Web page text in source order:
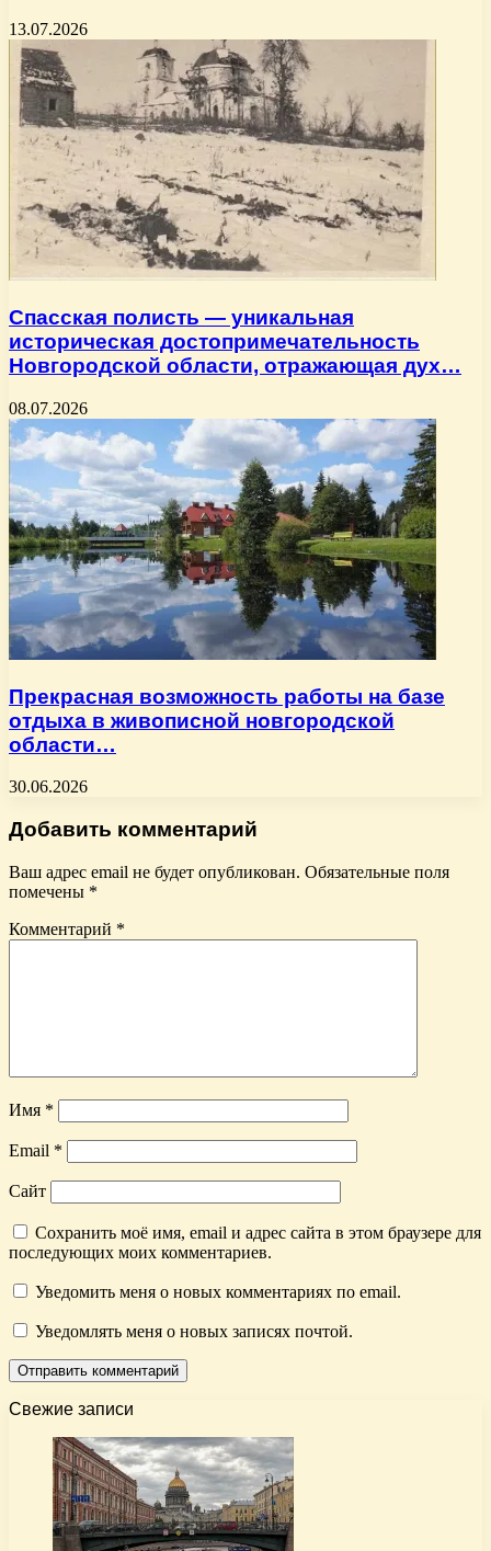
13.07.2026
Спасская полисть — уникальная
историческая достопримечательность
Новгородской области, отражающая дух…
08.07.2026
Прекрасная возможность работы на базе
отдыха в живописной новгородской
области…
30.06.2026
Добавить комментарий
Ваш адрес email не будет опубликован. Обязательные поля
помечены *
Комментарий *
Имя *
Email *
Сайт
Сохранить моё имя, email и адрес сайта в этом браузере для
последующих моих комментариев.
Уведомить меня о новых комментариях по email.
Уведомлять меня о новых записях почтой.
Свежие записи